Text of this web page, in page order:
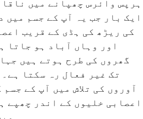
ہرپس وائرس چھپانے میں
ایک بار جب یہ آپ کے جسم میں
کی ریڑھ کی ہڈی کے قریب
اور وہاں آباد ہو جاتا
گھروں کی طرح ہوتے ہیں
تک غیر فعال رہ سکتا
آوروں کی تلاش میں آپ کے
اعصابی خلیوں کے اندر چھپے